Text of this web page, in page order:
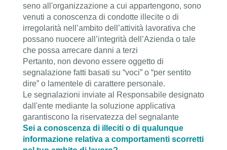
seno all'organizzazione a cui appartengono, sono
venuti a conoscenza di condotte illecite o di
irregolarità nell’ambito dell’attività lavorativa che
possano nuocere all’integrità dell’Azienda o tale
che possa arrecare danni a terzi
Pertanto, non devono essere oggetto di
segnalazione fatti basati su “voci” o “per sentito
dire” o lamentele di carattere personale.
Le segnalazioni inviate al Responsabile designato
dall'ente mediante la soluzione applicativa
garantiscono la riservatezza del segnalante
Sei a conoscenza di illeciti o di qualunque
informazione relativa a comportamenti scorretti